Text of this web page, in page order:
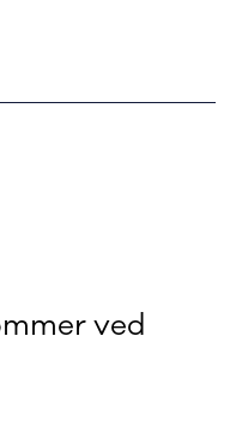
ved